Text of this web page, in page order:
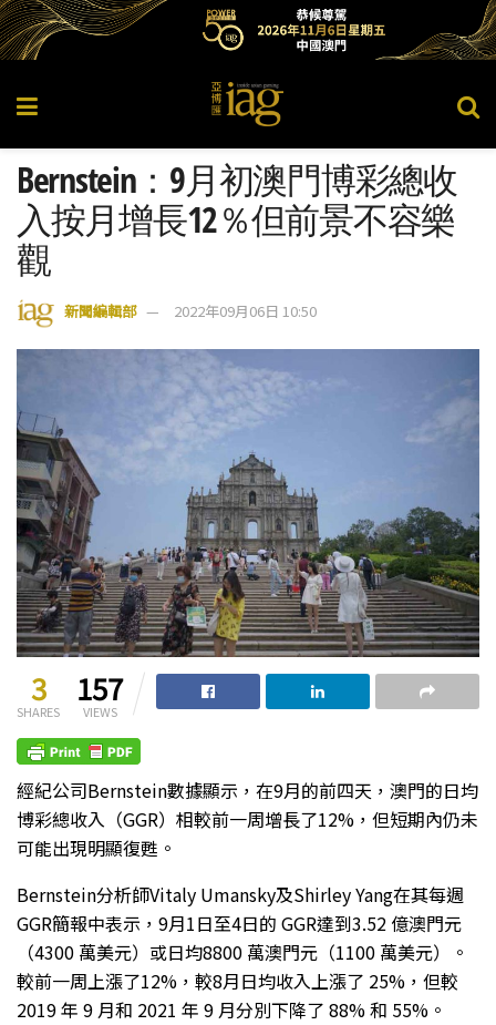
Bernstein：9月初澳門博彩總收
入按月增長12％但前景不容樂
觀
新聞編輯部 2022年09月06日 10:50
3
SHARES
157
VIEWS
經紀公司Bernstein數據顯示，在9月的前四天，澳門的日均
博彩總收入（GGR）相較前一周增長了12%，但短期內仍未
可能出現明顯復甦。
Bernstein分析師Vitaly Umansky及Shirley Yang在其每週
GGR簡報中表示，9月1日至4日的 GGR達到3.52 億澳門元
（4300 萬美元）或日均8800 萬澳門元（1100 萬美元）。
較前一周上漲了12%，較8月日均收入上漲了 25%，但較
2019 年 9 月和 2021 年 9 月分別下降了 88% 和 55%。